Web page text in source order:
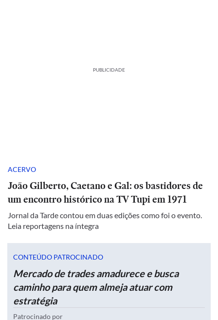
PUBLICIDADE
ACERVO
João Gilberto, Caetano e Gal: os bastidores de
um encontro histórico na TV Tupi em 1971
Jornal da Tarde contou em duas edições como foi o evento.
Leia reportagens na íntegra
CONTEÚDO PATROCINADO
Mercado de trades amadurece e busca
caminho para quem almeja atuar com
estratégia
Patrocinado por